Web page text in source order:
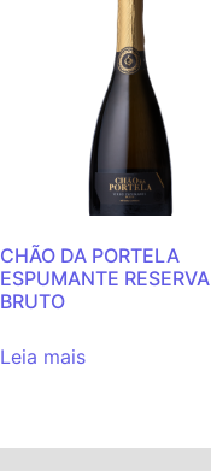
CHÃO DA PORTELA
ESPUMANTE RESERVA
BRUTO
Leia mais